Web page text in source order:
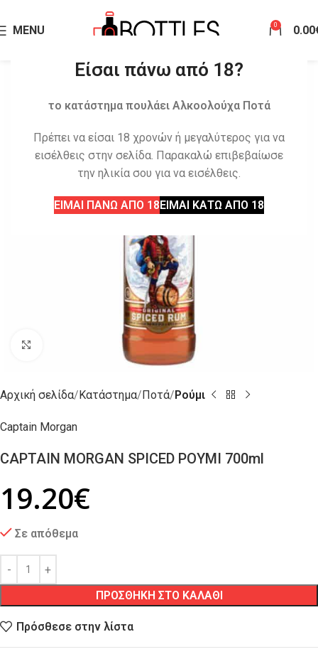
Είσαι πάνω από 18?
το κατάστημα πουλάει Αλκοολούχα Ποτά
Πρέπει να είσαι 18 χρονών ή μεγαλύτερος για να
εισέλθεις στην σελίδα. Παρακαλώ επιβεβαίωσε
την ηλικία σου για να εισέλθεις.
ΕΙΜΑΙ ΠΑΝΩ ΑΠΟ 18ΕΙΜΑΙ ΚΑΤΩ ΑΠΟ 18
MENU 0 0.00
Αρχική σελίδα Κατάστημα Ποτά Ρούμι
Captain Morgan
CAPTAIN MORGAN SPICED ΡΟΥΜΙ 700ml
19.20€
Σε απόθεμα
ΠΡΟΣΘΗΚΗ ΣΤΟ ΚΑΛΑΘΙ
Πρόσθεσε στην λίστα